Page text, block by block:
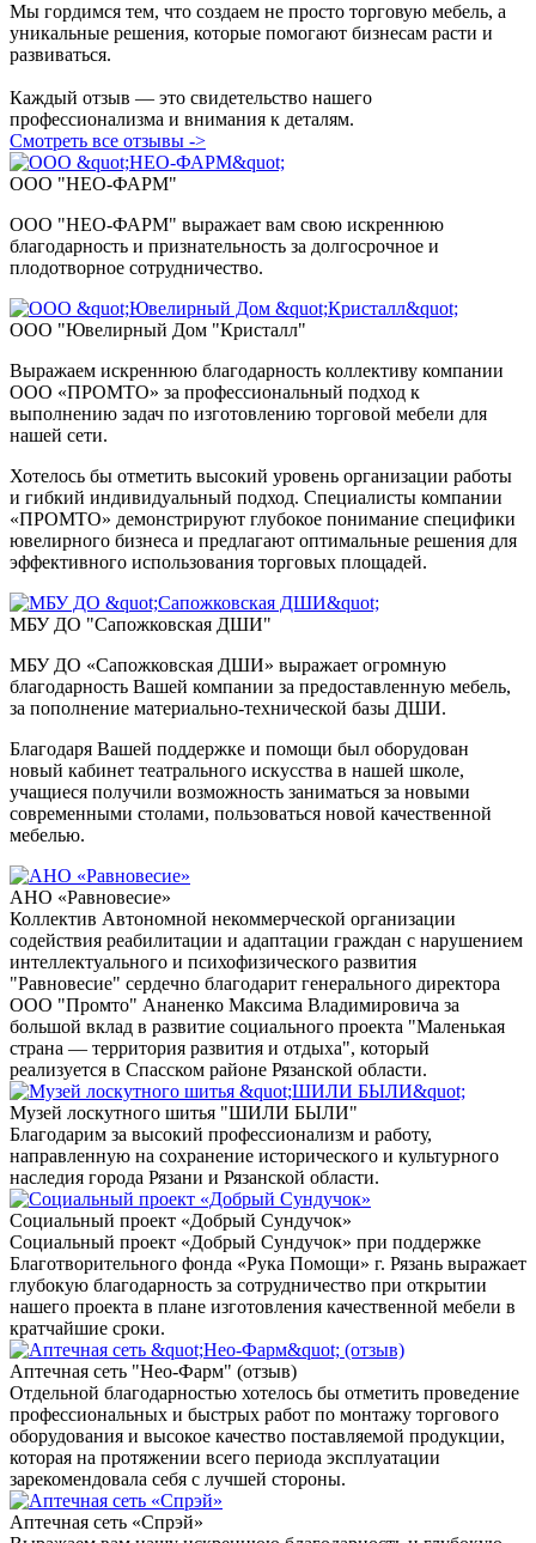
Мы гордимся тем, что создаем не просто торговую мебель, а
уникальные решения, которые помогают бизнесам расти и
развиваться.
Каждый отзыв — это свидетельство нашего
профессионализма и внимания к деталям.
Смотреть все отзывы ->
ООО "НЕО-ФАРМ"
ООО "НЕО-ФАРМ" выражает вам свою искреннюю
благодарность и признательность за долгосрочное и
плодотворное сотрудничество.
ООО "Ювелирный Дом "Кристалл"
Выражаем искреннюю благодарность коллективу компании
ООО «ПPOMTO» за профессиональный подход к
выполнению задач по изготовлению торговой мебели для
нашей сети.
Хотелось бы отметить высокий уровень организации работы
и гибкий индивидуальный подход. Специалисты компании
«ПPOMTO» демонстрируют глубокое понимание специфики
ювелирного бизнеса и предлагают оптимальные решения для
эффективного использования торговых площадей.
МБУ ДО "Сапожковская ДШИ"
МБУ ДО «Сапожковская ДШИ» выражает огромную
благодарность Вашей компании за предоставленную мебель,
за пополнение материально-технической базы ДШИ.
Благодаря Вашей поддержке и помощи был оборудован
новый кабинет театрального искусства в нашей школе,
учащиеся получили возможность заниматься за новыми
современными столами, пользоваться новой качественной
мебелью.
АНО «Равновесие»
Коллектив Автономной некоммерческой организации
содействия реабилитации и адаптации граждан с нарушением
интеллектуального и психофизического развития
"Равновесие" сердечно благодарит генерального директора
ООО "Промто" Ананенко Максима Владимировича за
большой вклад в развитие социального проекта "Маленькая
страна — территория развития и отдыха", который
реализуется в Спасском районе Рязанской области.
Музей лоскутного шитья "ШИЛИ БЫЛИ"
Благодарим за высокий профессионализм и работу,
направленную на сохранение исторического и культурного
наследия города Рязани и Рязанской области.
Социальный проект «Добрый Сундучок»
Социальный проект «Добрый Сундучок» при поддержке
Благотворительного фонда «Рука Помощи» г. Рязань выражает
глубокую благодарность за сотрудничество при открытии
нашего проекта в плане изготовления качественной мебели в
кратчайшие сроки.
Аптечная сеть "Нео-Фарм" (отзыв)
Отдельной благодарностью хотелось бы отметить проведение
профессиональных и быстрых работ по монтажу торгового
оборудования и высокое качество поставляемой продукции,
которая на протяжении всего периода эксплуатации
зарекомендовала себя с лучшей стороны.
Аптечная сеть «Спрэй»